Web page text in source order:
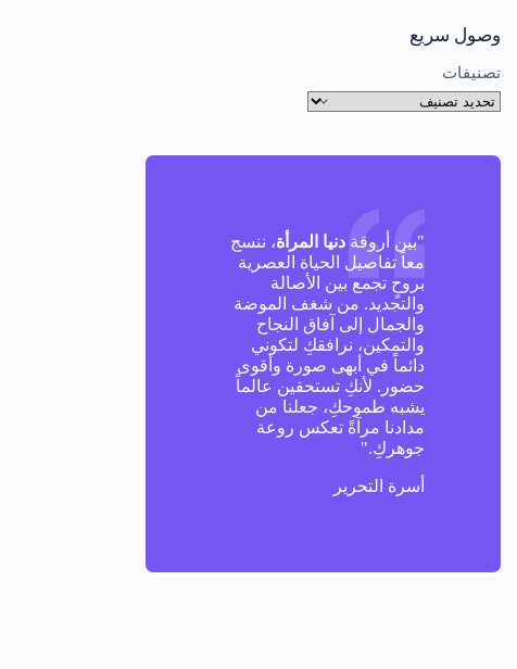
وصول سريع
تصنيفات
"بين أروقةدنيا المرأة، ننسج
معاً تفاصيل الحياة العصرية
بروحٍ تجمع بين الأصالة
والتجديد. من شغف الموضة
والجمال إلى آفاق النجاح
والتمكين، نرافقكِ لتكوني
دائماً في أبهى صورة وأقوى
حضور. لأنكِ تستحقين عالماً
يشبه طموحكِ، جعلنا من
مدادنا مرآةً تعكس روعة
جوهركِ."
أسرة التحرير